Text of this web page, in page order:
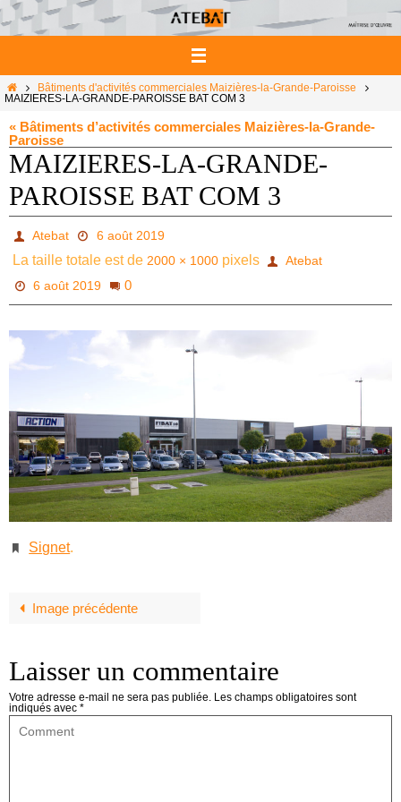
Passer
vers
le
HomeBâtiments d'activités commerciales Maizières-la-Grande-Paroisse
MAIZIERES-LA-GRANDE-PAROISSE BAT COM 3
« Bâtiments d’activités commerciales Maizières-la-Grande-
Paroisse
MAIZIERES-LA-GRANDE-
PAROISSE BAT COM 3
Atebat 6 août 2019
La taille totale est de 2000 × 1000 pixels
Atebat
6 août 2019
0
Signet.
Image précédente
Laisser un commentaire
Votre adresse e-mail ne sera pas publiée. Les champs obligatoires sont
indiqués avec *